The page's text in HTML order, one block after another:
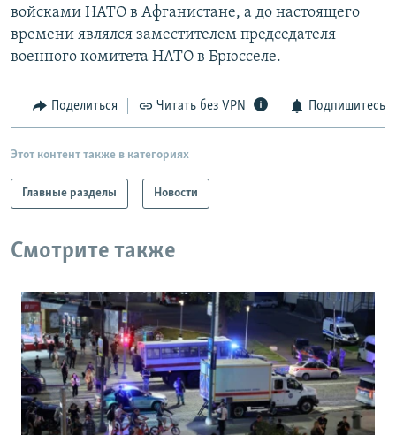
СИБИРЬ.РЕАЛИИ
РАСПИСАНИЕ ВЕЩАНИЯ
Все сайты РСЕ/РС
войсками НАТО в Афганистане, а до настоящего
времени являлся заместителем председателя
военного комитета НАТО в Брюсселе.
Поделиться Читать без VPN Подпишитесь
Этот контент также в категориях
Главные разделы Новости
Смотрите также